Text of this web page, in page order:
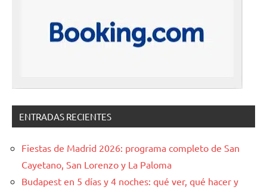
ENTRADAS RECIENTES
Fiestas de Madrid 2026: programa completo de San
Cayetano, San Lorenzo y La Paloma
Budapest en 5 días y 4 noches: qué ver, qué hacer y